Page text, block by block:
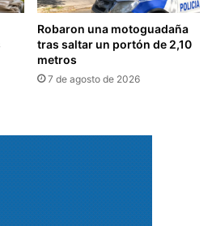
Robaron una motoguadaña
tras saltar un portón de 2,10
metros
7 de agosto de 2026